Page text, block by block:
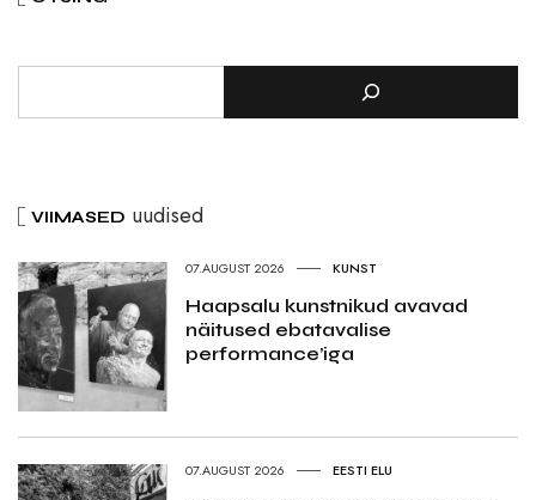
VIIMASED uudised
07.AUGUST 2026 KUNST
Haapsalu kunstnikud avavad
näitused ebatavalise
performance’iga
07.AUGUST 2026 EESTI ELU